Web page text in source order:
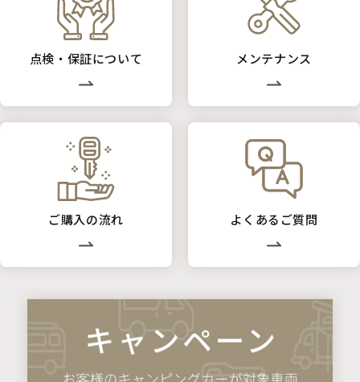
点検・保証について メンテナンス
ご購入の流れ よくあるご質問